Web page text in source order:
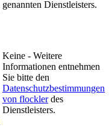
genannten Dienstleisters.
Keine - Weitere
Informationen entnehmen
Sie bitte den
Datenschutzbestimmungen
von flocklerdes
Dienstleisters.